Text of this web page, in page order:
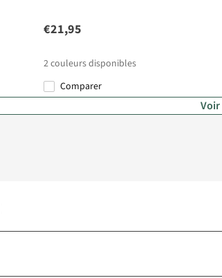
€21,95
2couleurs disponibles
Comparer